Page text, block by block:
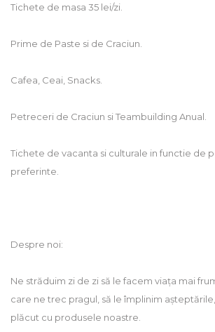
Tichete de masa 35 lei/zi.
Prime de Paste si de Craciun.
Cafea, Ceai, Snacks.
Petreceri de Craciun si Teambuilding Anual.
Tichete de vacanta si culturale in functie de
preferinte.
Despre noi:
Ne străduim zi de zi să le facem viața mai
care ne trec pragul, să le împlinim
plăcut cu produsele noastre.